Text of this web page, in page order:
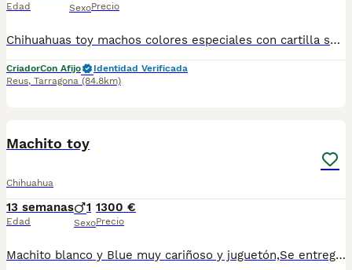
Edad SexoPrecio
Chihuahuas toy machos colores especiales con cartilla sanitaria vacuna chip desparasitación con garantía víricas y congenitas
CriadorCon Afijo
Identidad Verificada
Reus, Tarragona (84.8km)
Machito toy
Chihuahua
13 semanas
Edad
1
Sexo
1300 €
Precio
Machito blanco y Blue muy cariñoso y juguetón,Se entrega desparasitado vacunado y chip.Para más información escribir o llamar al 682908382